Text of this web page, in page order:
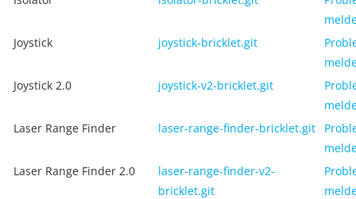
Joystick
joystick-bricklet.git
Joystick 2.0
joystick-v2-bricklet.git
Laser Range Finder
laser-range-finder-bricklet.git
Laser Range Finder 2.0
laser-range-finder-v2-
bricklet.git